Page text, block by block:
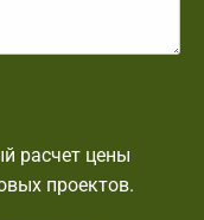
расчет цены
проектов.